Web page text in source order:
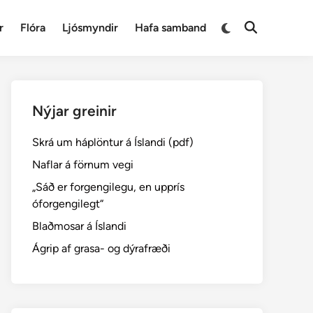
Flóra Ljósmyndir Hafa samband
Switch
Open
Nýjar greinir
Skrá um háplöntur á Íslandi (pdf)
Naflar á förnum vegi
„Sáð er forgengilegu, en upprís
óforgengilegt“
Blaðmosar á Íslandi
Ágrip af grasa- og dýrafræði